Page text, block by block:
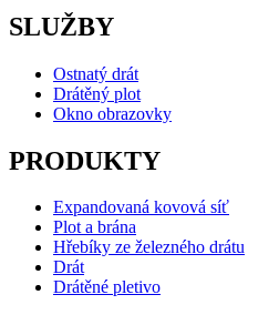
SLUŽBY
Ostnatý drát
Drátěný plot
Okno obrazovky
PRODUKTY
Expandovaná kovová síť
Plot a brána
Hřebíky ze železného drátu
Drát
Drátěné pletivo